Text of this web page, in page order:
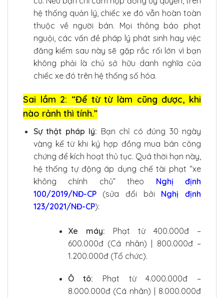
hệ thống quản lý, chiếc xe đó vẫn hoàn toàn
thuộc về người bán. Mọi thông báo phạt
nguội, các vấn đề pháp lý phát sinh hay việc
đăng kiểm sau này sẽ gặp rắc rối lớn vì bạn
không phải là chủ sở hữu danh nghĩa của
chiếc xe đó trên hệ thống số hóa.
Sai lầm 2: “Để từ từ làm cũng được, khi
nào rảnh thì tính.”
Sự thật pháp lý: Bạn chỉ có đúng 30 ngày
vàng kể từ khi ký hợp đồng mua bán công
chứng để kích hoạt thủ tục. Quá thời hạn này,
hệ thống tự động áp dụng chế tài phạt “xe
không chính chủ” theo Nghị định
100/2019/NĐ-CP(sửa đổi bởi Nghị định
123/2021/NĐ-CP):
Xe máy: Phạt từ 400.000đ –
600.000đ (Cá nhân) | 800.000đ –
1.200.000đ (Tổ chức).
Ô tô: Phạt từ 4.000.000đ –
8.000.000đ (Cá nhân) | 8.000.000đ